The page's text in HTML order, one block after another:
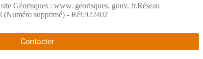
Géorisques : www. georisques. gouv. fr.Réseau
supprimé) - Réf.922402
Contacter